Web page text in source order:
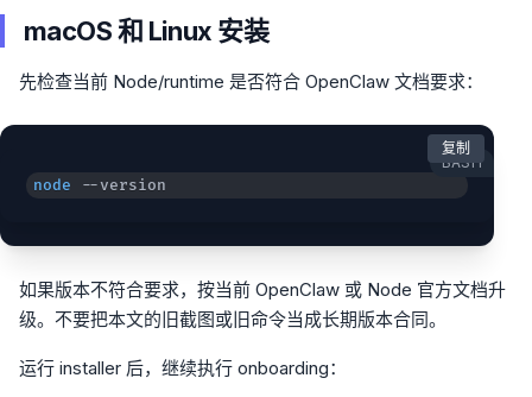
macOS 和 Linux 安装
先检查当前 Node/runtime 是否符合 OpenClaw 文档要求：
BASH
node --version
复制
如果版本不符合要求，按当前 OpenClaw 或 Node 官方文档升
级。不要把本文的旧截图或旧命令当成长期版本合同。
运行 installer 后，继续执行 onboarding：